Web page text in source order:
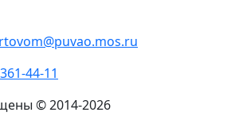
44-11
© 2014-2026